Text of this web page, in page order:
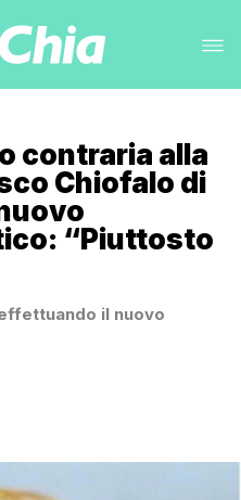
contraria alla
Chiofalo di
“Piuttosto
il nuovo